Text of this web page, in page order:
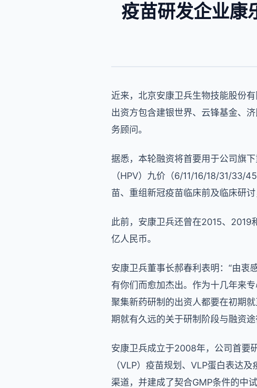
疫苗研发企业康
近来，北京安康卫兵生物技能股份
出资方包含建银世界、云锋基金、
务顾问。
据悉，本轮融资将首要用于公司旗
（HPV）九价（6/11/16/18/31/33/
苗、重组新冠疫苗临床前及临床研
此前，安康卫兵还曾在2015、
亿人民币。
安康卫兵董事长郝春利表明：“由衷
有你们而愈加杰出。作为十几年来
聚集新药研制的出资人都要在初期
期就有久远的关于研制阶段与融资
安康卫兵成立于2008年，公司首要
（VLP）疫苗规划、VLP蛋白表达
渠道，并建成了契合GMP条件的中试